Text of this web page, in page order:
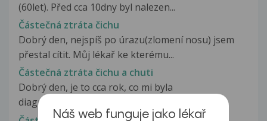
(60let). Před cca 10dny byl nalezen...
Částečná ztráta čichu
Dobrý den, nejspíš po úrazu(zlomení nosu) jsem
přestal cítit. Můj lékař ke kterému...
Částečná ztráta čichu a chuti
Dobrý den, je to cca rok, co mi byla
diagnostikována alergická rýma. Stříkám...
Náš web funguje jako lékař